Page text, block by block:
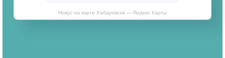
Новус на карте Хабаровска — Яндекс Карты